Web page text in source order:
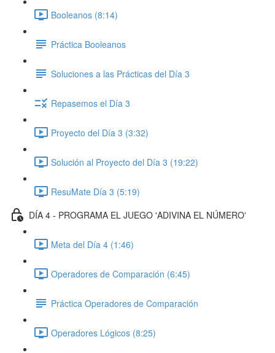
Booleanos (8:14)
Práctica Booleanos
Soluciones a las Prácticas del Día 3
Repasemos el Día 3
Proyecto del Día 3 (3:32)
Solución al Proyecto del Día 3 (19:22)
ResuMate Día 3 (5:19)
DÍA 4 - PROGRAMA EL JUEGO 'ADIVINA EL NÚMERO'
Meta del Día 4 (1:46)
Operadores de Comparación (6:45)
Práctica Operadores de Comparación
Operadores Lógicos (8:25)